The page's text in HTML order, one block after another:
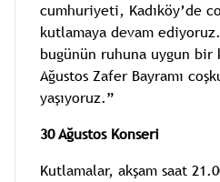
cumhuriyeti, Kadıköy’de
kutlamaya devam ediyoruz.
bugünün ruhuna uygun bir
Ağustos Zafer Bayramı
yaşıyoruz.”
30 Ağustos Konseri
Kutlamalar, akşam saat